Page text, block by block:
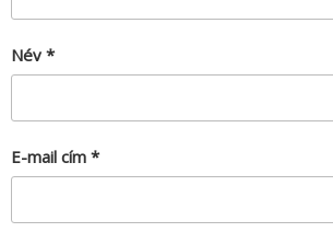
Név *
E-mail cím *